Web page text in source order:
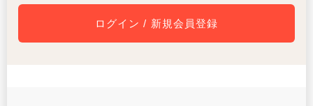
ログイン / 新規会員登録